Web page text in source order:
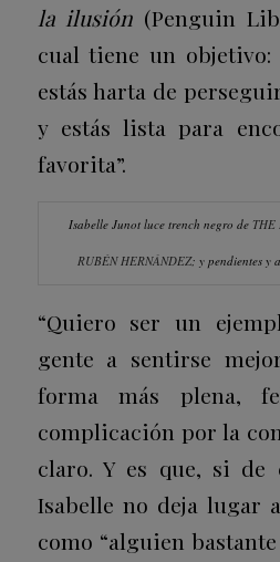
la ilusión (Penguin
cual tiene un objetivo:
estás harta de
y estás lista para
favorita”.
Isabelle Junot luce trench negro de THE
RUBÉN HERNÁNDEZ; y pendientes y
“Quiero ser un
gente a sentirse
forma más plena,
complicación por la
claro. Y es que, si de
Isabelle no deja lugar
como “alguien